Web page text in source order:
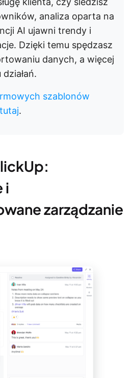
analiza oparta na
AI ujawni trendy i
Dzięki temu spędzasz
danych, a więcej
szablonów
.
i
zarządzanie